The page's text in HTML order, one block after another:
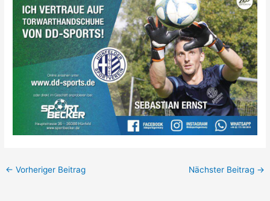
← Vorheriger Beitrag Nächster Beitrag →